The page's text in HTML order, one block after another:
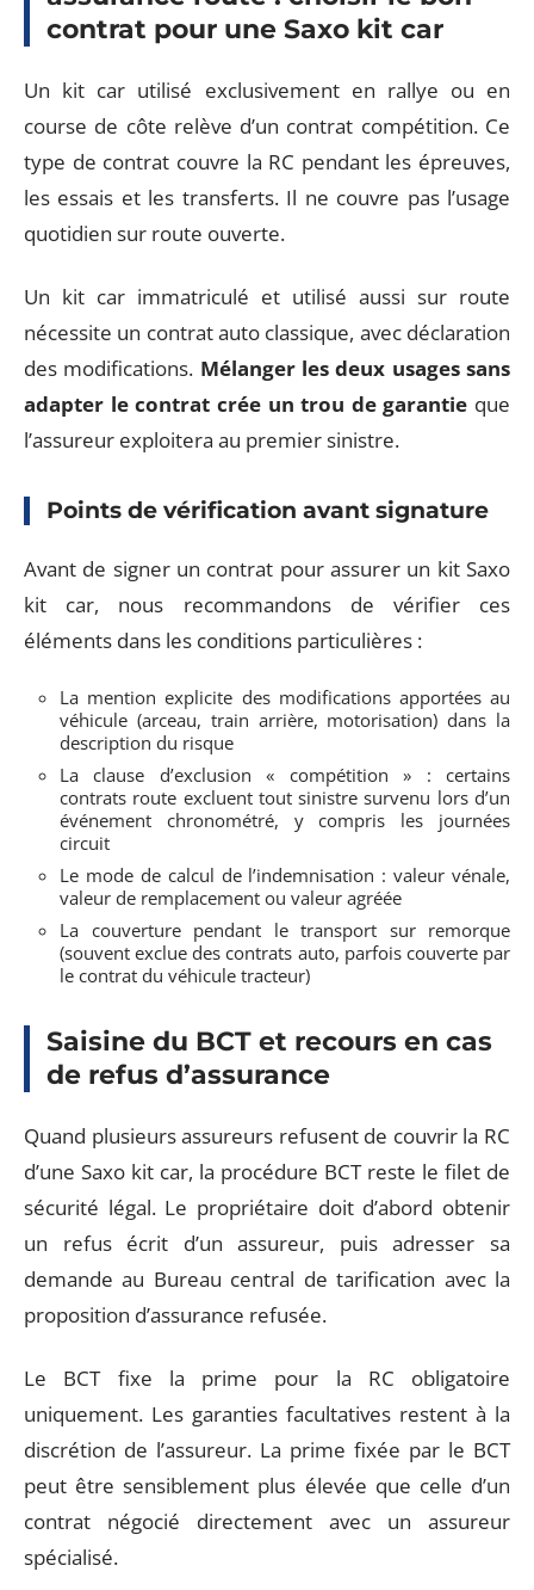
contrat pour une Saxo kit car
Un kit car utilisé exclusivement en rallye ou en
course de côte relève d’un contrat compétition. Ce
type de contrat couvre la RC pendant les épreuves,
les essais et les transferts. Il ne couvre pas l’usage
quotidien sur route ouverte.
Un kit car immatriculé et utilisé aussi sur route
nécessite un contrat auto classique, avec déclaration
des modifications. Mélanger les deux usages sans
adapter le contrat crée un trou de garantie que
l’assureur exploitera au premier sinistre.
Points de vérification avant signature
Avant de signer un contrat pour assurer un kit Saxo
kit car, nous recommandons de vérifier ces
éléments dans les conditions particulières :
La mention explicite des modifications apportées au
véhicule (arceau, train arrière, motorisation) dans la
description du risque
La clause d’exclusion « compétition » : certains
contrats route excluent tout sinistre survenu lors d’un
événement chronométré, y compris les journées
circuit
Le mode de calcul de l’indemnisation : valeur vénale,
valeur de remplacement ou valeur agréée
La couverture pendant le transport sur remorque
(souvent exclue des contrats auto, parfois couverte par
le contrat du véhicule tracteur)
Saisine du BCT et recours en cas
de refus d’assurance
Quand plusieurs assureurs refusent de couvrir la RC
d’une Saxo kit car, la procédure BCT reste le filet de
sécurité légal. Le propriétaire doit d’abord obtenir
un refus écrit d’un assureur, puis adresser sa
demande au Bureau central de tarification avec la
proposition d’assurance refusée.
Le BCT fixe la prime pour la RC obligatoire
uniquement. Les garanties facultatives restent à la
discrétion de l’assureur. La prime fixée par le BCT
peut être sensiblement plus élevée que celle d’un
contrat négocié directement avec un assureur
spécialisé.